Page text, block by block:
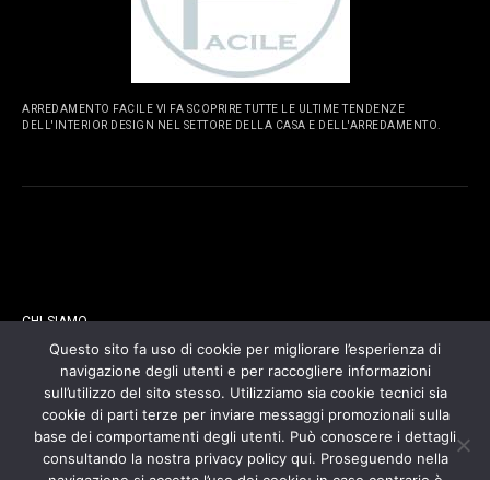
ARREDAMENTO FACILE VI FA SCOPRIRE TUTTE LE ULTIME TENDENZE
DELL'INTERIOR DESIGN NEL SETTORE DELLA CASA E DELL'ARREDAMENTO.
CHI SIAMO
CONTATTI
COOKIES POLICY
Questo sito fa uso di cookie per migliorare l’esperienza di
navigazione degli utenti e per raccogliere informazioni
sull’utilizzo del sito stesso. Utilizziamo sia cookie tecnici sia
cookie di parti terze per inviare messaggi promozionali sulla
base dei comportamenti degli utenti. Può conoscere i dettagli
consultando la nostra privacy policy qui. Proseguendo nella